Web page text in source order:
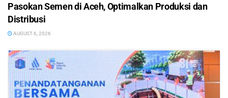
Pasokan Semen di Aceh, Optimalkan Produksi dan
Distribusi
AUGUST 6, 2026